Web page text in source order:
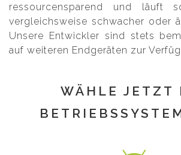
ressourcensparend und läuft
vergleichsweise schwacher oder
Unsere Entwickler sind stets
auf weiteren Endgeräten zur
WÄHLE JETZT